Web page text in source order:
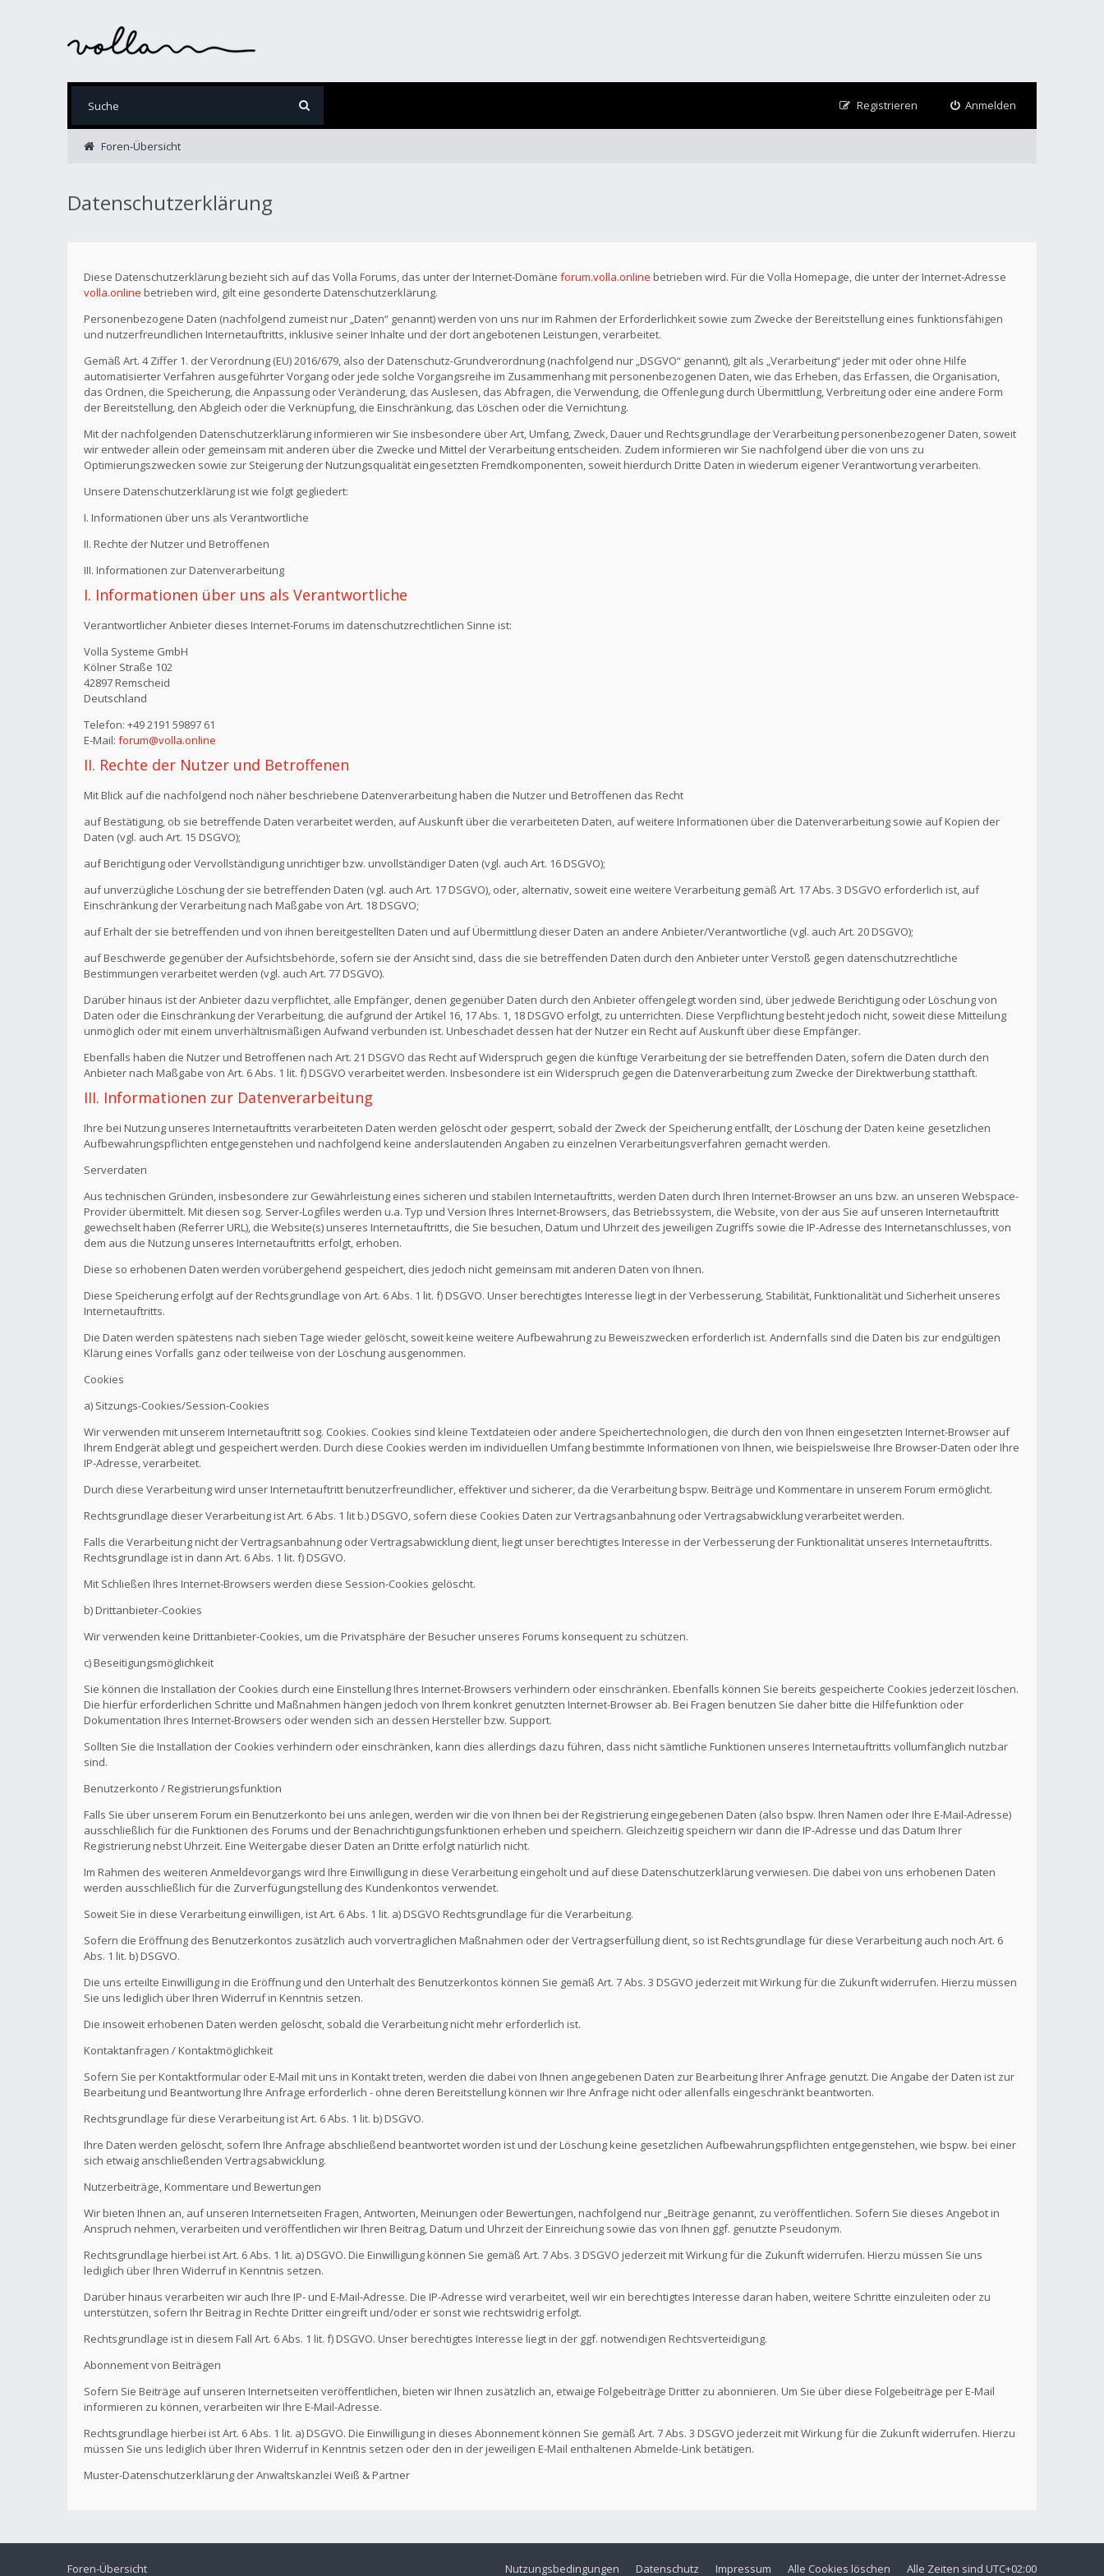
Anmelden
Registrieren
Foren-Übersicht
Datenschutzerklärung
Diese Datenschutzerklärung bezieht sich auf das Volla Forums, das unter der Internet-Domäne forum.volla.online betrieben wird. Für die Volla Homepage, die unter der Internet-Adresse
volla.online betrieben wird, gilt eine gesonderte Datenschutzerklärung.
Personenbezogene Daten (nachfolgend zumeist nur „Daten“ genannt) werden von uns nur im Rahmen der Erforderlichkeit sowie zum Zwecke der Bereitstellung eines funktionsfähigen
und nutzerfreundlichen Internetauftritts, inklusive seiner Inhalte und der dort angebotenen Leistungen, verarbeitet.
Gemäß Art. 4 Ziffer 1. der Verordnung (EU) 2016/679, also der Datenschutz-Grundverordnung (nachfolgend nur „DSGVO“ genannt), gilt als „Verarbeitung“ jeder mit oder ohne Hilfe
automatisierter Verfahren ausgeführter Vorgang oder jede solche Vorgangsreihe im Zusammenhang mit personenbezogenen Daten, wie das Erheben, das Erfassen, die Organisation,
das Ordnen, die Speicherung, die Anpassung oder Veränderung, das Auslesen, das Abfragen, die Verwendung, die Offenlegung durch Übermittlung, Verbreitung oder eine andere Form
der Bereitstellung, den Abgleich oder die Verknüpfung, die Einschränkung, das Löschen oder die Vernichtung.
Mit der nachfolgenden Datenschutzerklärung informieren wir Sie insbesondere über Art, Umfang, Zweck, Dauer und Rechtsgrundlage der Verarbeitung personenbezogener Daten, soweit
wir entweder allein oder gemeinsam mit anderen über die Zwecke und Mittel der Verarbeitung entscheiden. Zudem informieren wir Sie nachfolgend über die von uns zu
Optimierungszwecken sowie zur Steigerung der Nutzungsqualität eingesetzten Fremdkomponenten, soweit hierdurch Dritte Daten in wiederum eigener Verantwortung verarbeiten.
Unsere Datenschutzerklärung ist wie folgt gegliedert:
I. Informationen über uns als Verantwortliche
II. Rechte der Nutzer und Betroffenen
III. Informationen zur Datenverarbeitung
I. Informationen über uns als Verantwortliche
Verantwortlicher Anbieter dieses Internet-Forums im datenschutzrechtlichen Sinne ist:
Volla Systeme GmbH
Kölner Straße 102
42897 Remscheid
Deutschland
Telefon: +49 2191 59897 61
E-Mail: forum@volla.online
II. Rechte der Nutzer und Betroffenen
Mit Blick auf die nachfolgend noch näher beschriebene Datenverarbeitung haben die Nutzer und Betroffenen das Recht
auf Bestätigung, ob sie betreffende Daten verarbeitet werden, auf Auskunft über die verarbeiteten Daten, auf weitere Informationen über die Datenverarbeitung sowie auf Kopien der
Daten (vgl. auch Art. 15 DSGVO);
auf Berichtigung oder Vervollständigung unrichtiger bzw. unvollständiger Daten (vgl. auch Art. 16 DSGVO);
auf unverzügliche Löschung der sie betreffenden Daten (vgl. auch Art. 17 DSGVO), oder, alternativ, soweit eine weitere Verarbeitung gemäß Art. 17 Abs. 3 DSGVO erforderlich ist, auf
Einschränkung der Verarbeitung nach Maßgabe von Art. 18 DSGVO;
auf Erhalt der sie betreffenden und von ihnen bereitgestellten Daten und auf Übermittlung dieser Daten an andere Anbieter/Verantwortliche (vgl. auch Art. 20 DSGVO);
auf Beschwerde gegenüber der Aufsichtsbehörde, sofern sie der Ansicht sind, dass die sie betreffenden Daten durch den Anbieter unter Verstoß gegen datenschutzrechtliche
Bestimmungen verarbeitet werden (vgl. auch Art. 77 DSGVO).
Darüber hinaus ist der Anbieter dazu verpflichtet, alle Empfänger, denen gegenüber Daten durch den Anbieter offengelegt worden sind, über jedwede Berichtigung oder Löschung von
Daten oder die Einschränkung der Verarbeitung, die aufgrund der Artikel 16, 17 Abs. 1, 18 DSGVO erfolgt, zu unterrichten. Diese Verpflichtung besteht jedoch nicht, soweit diese Mitteilung
unmöglich oder mit einem unverhältnismäßigen Aufwand verbunden ist. Unbeschadet dessen hat der Nutzer ein Recht auf Auskunft über diese Empfänger.
Ebenfalls haben die Nutzer und Betroffenen nach Art. 21 DSGVO das Recht auf Widerspruch gegen die künftige Verarbeitung der sie betreffenden Daten, sofern die Daten durch den
Anbieter nach Maßgabe von Art. 6 Abs. 1 lit. f) DSGVO verarbeitet werden. Insbesondere ist ein Widerspruch gegen die Datenverarbeitung zum Zwecke der Direktwerbung statthaft.
III. Informationen zur Datenverarbeitung
Ihre bei Nutzung unseres Internetauftritts verarbeiteten Daten werden gelöscht oder gesperrt, sobald der Zweck der Speicherung entfällt, der Löschung der Daten keine gesetzlichen
Aufbewahrungspflichten entgegenstehen und nachfolgend keine anderslautenden Angaben zu einzelnen Verarbeitungsverfahren gemacht werden.
Serverdaten
Aus technischen Gründen, insbesondere zur Gewährleistung eines sicheren und stabilen Internetauftritts, werden Daten durch Ihren Internet-Browser an uns bzw. an unseren Webspace-
Provider übermittelt. Mit diesen sog. Server-Logfiles werden u.a. Typ und Version Ihres Internet-Browsers, das Betriebssystem, die Website, von der aus Sie auf unseren Internetauftritt
gewechselt haben (Referrer URL), die Website(s) unseres Internetauftritts, die Sie besuchen, Datum und Uhrzeit des jeweiligen Zugriffs sowie die IP-Adresse des Internetanschlusses, von
dem aus die Nutzung unseres Internetauftritts erfolgt, erhoben.
Diese so erhobenen Daten werden vorübergehend gespeichert, dies jedoch nicht gemeinsam mit anderen Daten von Ihnen.
Diese Speicherung erfolgt auf der Rechtsgrundlage von Art. 6 Abs. 1 lit. f) DSGVO. Unser berechtigtes Interesse liegt in der Verbesserung, Stabilität, Funktionalität und Sicherheit unseres
Internetauftritts.
Die Daten werden spätestens nach sieben Tage wieder gelöscht, soweit keine weitere Aufbewahrung zu Beweiszwecken erforderlich ist. Andernfalls sind die Daten bis zur endgültigen
Klärung eines Vorfalls ganz oder teilweise von der Löschung ausgenommen.
Cookies
a) Sitzungs-Cookies/Session-Cookies
Wir verwenden mit unserem Internetauftritt sog. Cookies. Cookies sind kleine Textdateien oder andere Speichertechnologien, die durch den von Ihnen eingesetzten Internet-Browser auf
Ihrem Endgerät ablegt und gespeichert werden. Durch diese Cookies werden im individuellen Umfang bestimmte Informationen von Ihnen, wie beispielsweise Ihre Browser-Daten oder Ihre
IP-Adresse, verarbeitet.
Durch diese Verarbeitung wird unser Internetauftritt benutzerfreundlicher, effektiver und sicherer, da die Verarbeitung bspw. Beiträge und Kommentare in unserem Forum ermöglicht.
Rechtsgrundlage dieser Verarbeitung ist Art. 6 Abs. 1 lit b.) DSGVO, sofern diese Cookies Daten zur Vertragsanbahnung oder Vertragsabwicklung verarbeitet werden.
Falls die Verarbeitung nicht der Vertragsanbahnung oder Vertragsabwicklung dient, liegt unser berechtigtes Interesse in der Verbesserung der Funktionalität unseres Internetauftritts.
Rechtsgrundlage ist in dann Art. 6 Abs. 1 lit. f) DSGVO.
Mit Schließen Ihres Internet-Browsers werden diese Session-Cookies gelöscht.
b) Drittanbieter-Cookies
Wir verwenden keine Drittanbieter-Cookies, um die Privatsphäre der Besucher unseres Forums konsequent zu schützen.
c) Beseitigungsmöglichkeit
Sie können die Installation der Cookies durch eine Einstellung Ihres Internet-Browsers verhindern oder einschränken. Ebenfalls können Sie bereits gespeicherte Cookies jederzeit löschen.
Die hierfür erforderlichen Schritte und Maßnahmen hängen jedoch von Ihrem konkret genutzten Internet-Browser ab. Bei Fragen benutzen Sie daher bitte die Hilfefunktion oder
Dokumentation Ihres Internet-Browsers oder wenden sich an dessen Hersteller bzw. Support.
Sollten Sie die Installation der Cookies verhindern oder einschränken, kann dies allerdings dazu führen, dass nicht sämtliche Funktionen unseres Internetauftritts vollumfänglich nutzbar
sind.
Benutzerkonto / Registrierungsfunktion
Falls Sie über unserem Forum ein Benutzerkonto bei uns anlegen, werden wir die von Ihnen bei der Registrierung eingegebenen Daten (also bspw. Ihren Namen oder Ihre E-Mail-Adresse)
ausschließlich für die Funktionen des Forums und der Benachrichtigungsfunktionen erheben und speichern. Gleichzeitig speichern wir dann die IP-Adresse und das Datum Ihrer
Registrierung nebst Uhrzeit. Eine Weitergabe dieser Daten an Dritte erfolgt natürlich nicht.
Im Rahmen des weiteren Anmeldevorgangs wird Ihre Einwilligung in diese Verarbeitung eingeholt und auf diese Datenschutzerklärung verwiesen. Die dabei von uns erhobenen Daten
werden ausschließlich für die Zurverfügungstellung des Kundenkontos verwendet.
Soweit Sie in diese Verarbeitung einwilligen, ist Art. 6 Abs. 1 lit. a) DSGVO Rechtsgrundlage für die Verarbeitung.
Sofern die Eröffnung des Benutzerkontos zusätzlich auch vorvertraglichen Maßnahmen oder der Vertragserfüllung dient, so ist Rechtsgrundlage für diese Verarbeitung auch noch Art. 6
Abs. 1 lit. b) DSGVO.
Die uns erteilte Einwilligung in die Eröffnung und den Unterhalt des Benutzerkontos können Sie gemäß Art. 7 Abs. 3 DSGVO jederzeit mit Wirkung für die Zukunft widerrufen. Hierzu müssen
Sie uns lediglich über Ihren Widerruf in Kenntnis setzen.
Die insoweit erhobenen Daten werden gelöscht, sobald die Verarbeitung nicht mehr erforderlich ist.
Kontaktanfragen / Kontaktmöglichkeit
Sofern Sie per Kontaktformular oder E-Mail mit uns in Kontakt treten, werden die dabei von Ihnen angegebenen Daten zur Bearbeitung Ihrer Anfrage genutzt. Die Angabe der Daten ist zur
Bearbeitung und Beantwortung Ihre Anfrage erforderlich - ohne deren Bereitstellung können wir Ihre Anfrage nicht oder allenfalls eingeschränkt beantworten.
Rechtsgrundlage für diese Verarbeitung ist Art. 6 Abs. 1 lit. b) DSGVO.
Ihre Daten werden gelöscht, sofern Ihre Anfrage abschließend beantwortet worden ist und der Löschung keine gesetzlichen Aufbewahrungspflichten entgegenstehen, wie bspw. bei einer
sich etwaig anschließenden Vertragsabwicklung.
Nutzerbeiträge, Kommentare und Bewertungen
Wir bieten Ihnen an, auf unseren Internetseiten Fragen, Antworten, Meinungen oder Bewertungen, nachfolgend nur „Beiträge genannt, zu veröffentlichen. Sofern Sie dieses Angebot in
Anspruch nehmen, verarbeiten und veröffentlichen wir Ihren Beitrag, Datum und Uhrzeit der Einreichung sowie das von Ihnen ggf. genutzte Pseudonym.
Rechtsgrundlage hierbei ist Art. 6 Abs. 1 lit. a) DSGVO. Die Einwilligung können Sie gemäß Art. 7 Abs. 3 DSGVO jederzeit mit Wirkung für die Zukunft widerrufen. Hierzu müssen Sie uns
lediglich über Ihren Widerruf in Kenntnis setzen.
Darüber hinaus verarbeiten wir auch Ihre IP- und E-Mail-Adresse. Die IP-Adresse wird verarbeitet, weil wir ein berechtigtes Interesse daran haben, weitere Schritte einzuleiten oder zu
unterstützen, sofern Ihr Beitrag in Rechte Dritter eingreift und/oder er sonst wie rechtswidrig erfolgt.
Rechtsgrundlage ist in diesem Fall Art. 6 Abs. 1 lit. f) DSGVO. Unser berechtigtes Interesse liegt in der ggf. notwendigen Rechtsverteidigung.
Abonnement von Beiträgen
Sofern Sie Beiträge auf unseren Internetseiten veröffentlichen, bieten wir Ihnen zusätzlich an, etwaige Folgebeiträge Dritter zu abonnieren. Um Sie über diese Folgebeiträge per E-Mail
informieren zu können, verarbeiten wir Ihre E-Mail-Adresse.
Rechtsgrundlage hierbei ist Art. 6 Abs. 1 lit. a) DSGVO. Die Einwilligung in dieses Abonnement können Sie gemäß Art. 7 Abs. 3 DSGVO jederzeit mit Wirkung für die Zukunft widerrufen. Hierzu
müssen Sie uns lediglich über Ihren Widerruf in Kenntnis setzen oder den in der jeweiligen E-Mail enthaltenen Abmelde-Link betätigen.
Muster-Datenschutzerklärung der Anwaltskanzlei Weiß & Partner
Foren-Übersicht Alle Zeiten sind UTC+02:00
Alle Cookies löschen
Impressum
Datenschutz
Nutzungsbedingungen